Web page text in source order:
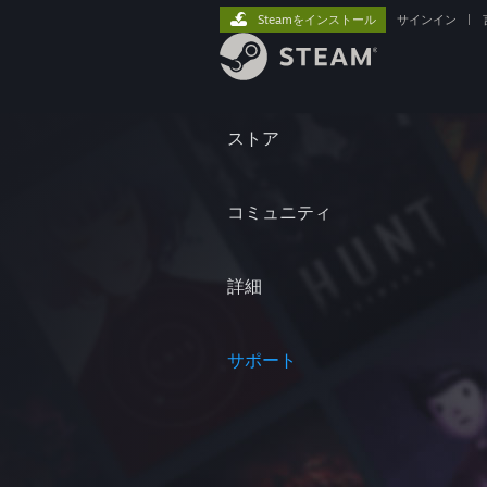
ストア
コミュニティ
詳細
サポート
Steamをインストール サインイン